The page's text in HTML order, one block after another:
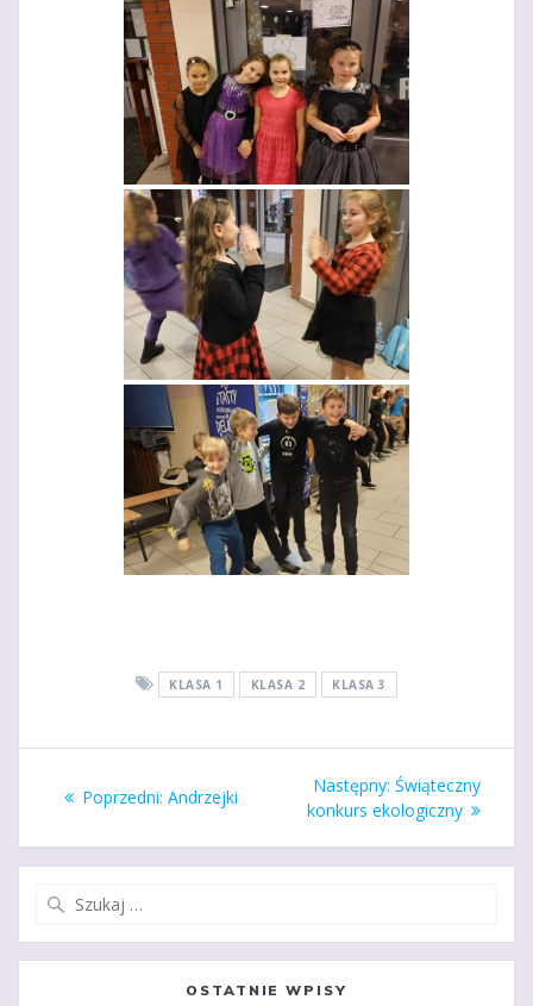
KLASA 1 KLASA 2 KLASA 3
wpisu
Poprzedni: Poprzedni
Andrzejki
Następny: Następny
wpis:
Świąteczny
konkurs ekologiczny
OSTATNIE WPISY